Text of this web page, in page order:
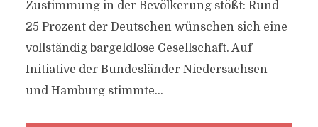
Zustimmung in der Bevölkerung stößt: Rund
25 Prozent der Deutschen wünschen sich eine
vollständig bargeldlose Gesellschaft. Auf
Initiative der Bundesländer Niedersachsen
und Hamburg stimmte...